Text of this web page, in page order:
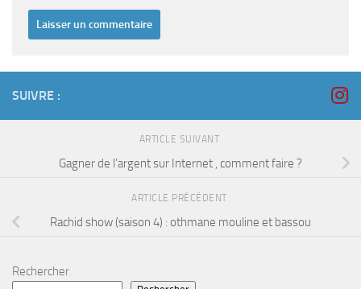
SUIVRE :
ARTICLE SUIVANT
Gagner de l’argent sur Internet , comment faire ?
ARTICLE PRÉCÉDENT
Rachid show (saison 4) : othmane mouline et bassou
Rechercher